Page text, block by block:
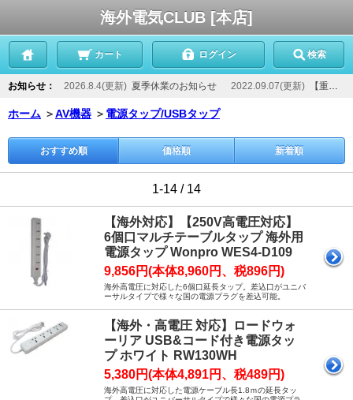
海外電気CLUB [本店]
カート ログイン 検索
お知らせ： 2026.8.4(更新) 夏季休業のお知らせ 2022.09.07(更新) 【重要】当店からのメールが届かないお客様へ
ホーム ＞AV機器 ＞ 電源タップ/USBタップ
おすすめ順 価格順 新着順
1-14 / 14
【海外対応】【250V高電圧対応】
6個口マルチテーブルタップ 海外用
電源タップ Wonpro WES4-D109
9,856円(本体8,960円、税896円)
海外高電圧に対応した6個口延長タップ。差込口がユニバ
ーサルタイプで様々な国の電源プラグを差込可能。
【海外・高電圧 対応】ロードウォ
ーリア USB&コード付き電源タッ
プ ホワイト RW130WH
5,380円(本体4,891円、税489円)
海外高電圧に対応した電源ケーブル長1.8ｍの延長タッ